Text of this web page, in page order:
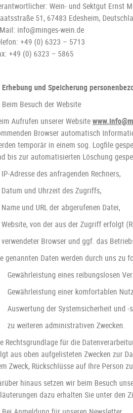
Wein- und Sektgut Ernst
51, 67483 Edesheim,
info@minges-wein.de
+49 (0) 6323 – 5713
+49 (0) 6323 – 5865
und Speicherung
Beim Besuch der Website
Aufrufen unserer Website
Browser automatisch
temporär in einem sog. Logfile
bis zur automatisierten Löschung
IP-Adresse des anfragenden Rechners,
Datum und Uhrzeit des Zugriffs,
Name und URL der abgerufenen Datei,
Website, von der aus der Zugriff erfolgt
verwendeter Browser und ggf. das
genannten Daten werden durch uns zu
Gewährleistung eines reibungslosen
Gewährleistung einer komfortablen
Auswertung der Systemsicherheit und
zu weiteren administrativen Zwecken.
Rechtsgrundlage für die
aus oben aufgelisteten Zwecken zur
Zweck, Rückschlüsse auf Ihre Person
hinaus setzen wir beim Besuch
dazu erhalten Sie unter den